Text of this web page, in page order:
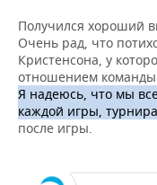
ВОДНЫЕ ВИДЫ
ХОККЕЙ С МЯЧОМ
ОБРАЗОВАНИЕ
ПРОИСШЕСТВИЯ
Получился хороший
Очень рад, что
Кристенсона, у
отношением
Я надеюсь, что мы
каждой игры,
после игры.